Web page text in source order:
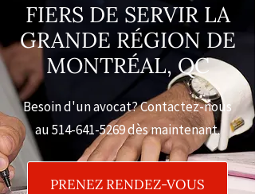
FIERS DE SERVIR LA
GRANDE RÉGION DE
MONTRÉAL, QC
Besoin d'un avocat? Contactez-nous
au514-641-5269dès maintenant.
PRENEZ RENDEZ-VOUS